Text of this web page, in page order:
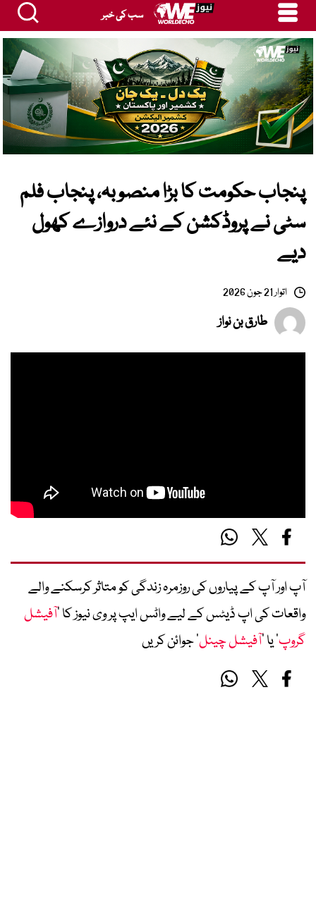
سب کی خبر
پنجاب حکومت کا بڑا منصوبہ، پنجاب فلم
سٹی نے پروڈکشن کے نئے دروازے کھول
دیے
اتوار 21 جون 2026
طارق بن نواز
آپ اور آپ کے پیاروں کی روزمرہ زندگی کو متاثر کرسکنے والے
واقعات کی اپ ڈیٹس کے لیے واٹس ایپ پر وی نیوز کا ’آفیشل
گروپ‘ یا ’آفیشل چینل‘ جوائن کریں